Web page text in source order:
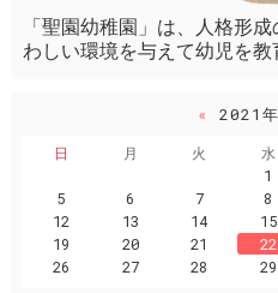
「聖園幼稚園」は、人格形
わしい環境を与えて幼児を教
« 2021
日
月 火 水
1
5
6 7 8
12
13 14 15
19
20 21 22
26
27 28 29